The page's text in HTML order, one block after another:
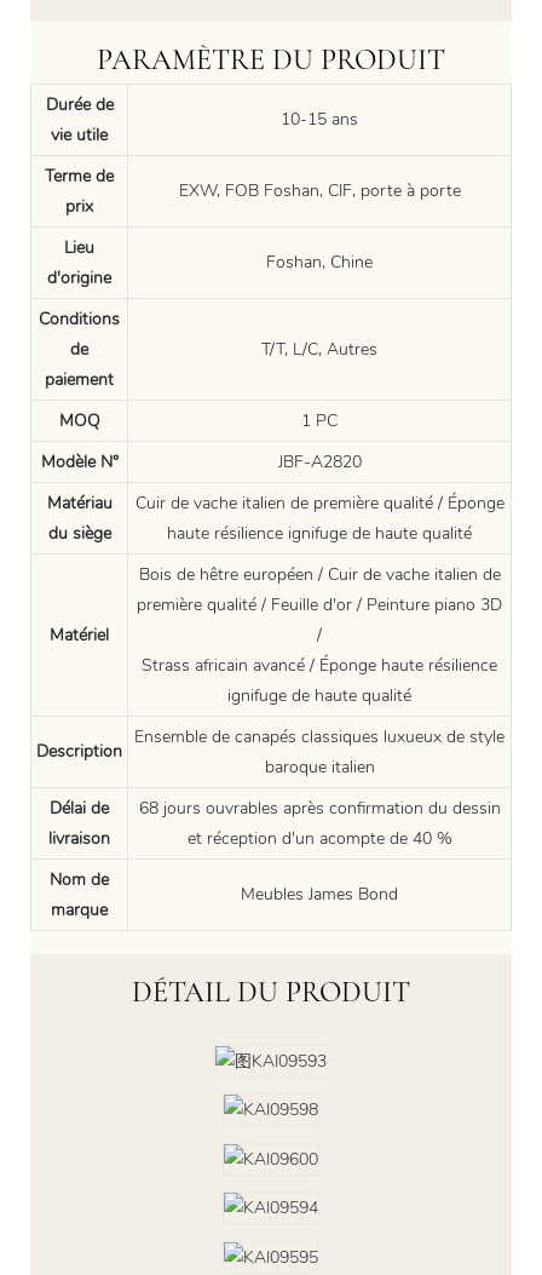
PARAMÈTRE DU PRODUIT
Durée de
vie utile
10-15 ans
Terme de
prix
EXW, FOB Foshan, CIF, porte à porte
Lieu
d'origine
Foshan, Chine
Conditions
de
paiement
T/T, L/C, Autres
MOQ
1 PC
Modèle N°
JBF-A2820
Matériau
du siège
Cuir de vache italien de première qualité / Éponge
haute résilience ignifuge de haute qualité
Matériel
Bois de hêtre européen / Cuir de vache italien de
première qualité / Feuille d'or / Peinture piano 3D
/
Strass africain avancé / Éponge haute résilience
ignifuge de haute qualité
Description
Ensemble de canapés classiques luxueux de style
baroque italien
Délai de
livraison
68 jours ouvrables après confirmation du dessin
et réception d'un acompte de 40 %
Nom de
marque
Meubles James Bond
DÉTAIL DU PRODUIT